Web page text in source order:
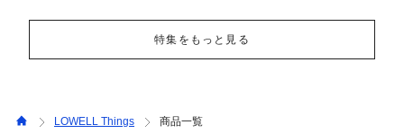
特集をもっと見る
LOWELL Things 商品一覧